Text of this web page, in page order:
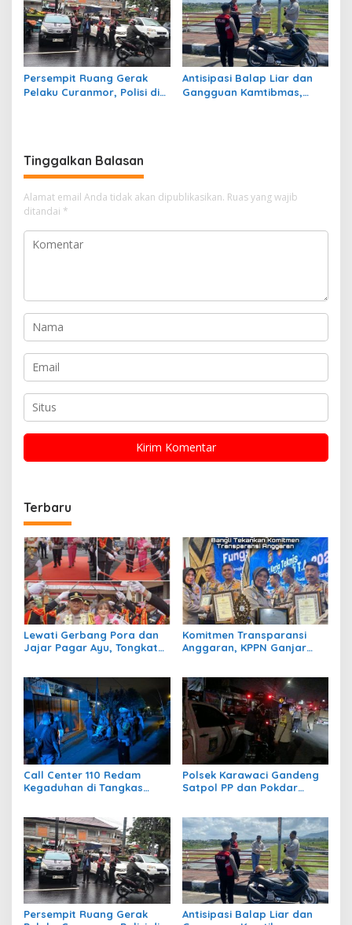
Persempit Ruang Gerak
Pelaku Curanmor, Polisi di
Antisipasi Balap Liar dan
Gangguan Kamtibmas,
Tinggalkan Balasan
Alamat email Anda tidak akan dipublikasikan. Ruas yang wajib
ditandai *
Terbaru
Lewati Gerbang Pora dan
Jajar Pagar Ayu, Tongkat
Komitmen Transparansi
Anggaran, KPPN Ganjar
Call Center 110 Redam
Kegaduhan di Tangkas
Polsek Karawaci Gandeng
Satpol PP dan Pokdar
Persempit Ruang Gerak
Antisipasi Balap Liar dan